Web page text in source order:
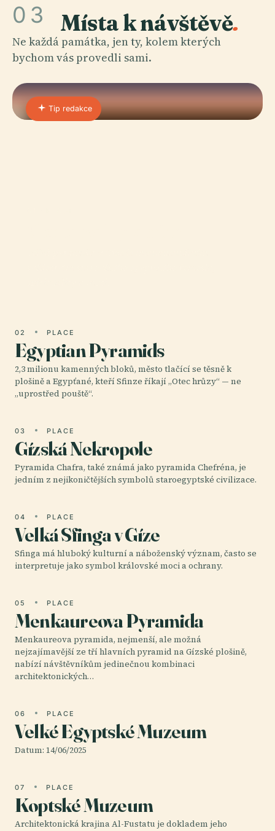
03 Místa k návštěvě.
Ne každá památka, jen ty, kolem kterých
bychom vás provedli sami.
Tip redakce
02 PLACE
Egyptian Pyramids
2,3 milionu kamenných bloků, město tlačící se těsně k
plošině a Egypťané, kteří Sfinze říkají „Otec hrůzy“ — ne
„uprostřed pouště“.
03 PLACE
Gízská Nekropole
Pyramida Chafra, také známá jako pyramida Chefréna, je
jedním z nejikoničtějších symbolů staroegyptské civilizace.
04 PLACE
Velká Sfinga v Gíze
Sfinga má hluboký kulturní a náboženský význam, často se
interpretuje jako symbol královské moci a ochrany.
05 PLACE
Menkaureova Pyramida
Menkaureova pyramida, nejmenší, ale možná
nejzajímavější ze tří hlavních pyramid na Gízské plošině,
nabízí návštěvníkům jedinečnou kombinaci
architektonických…
06 PLACE
Velké Egyptské Muzeum
Datum: 14/06/2025
07 PLACE
Koptské Muzeum
Architektonická krajina Al-Fustatu je dokladem jeho